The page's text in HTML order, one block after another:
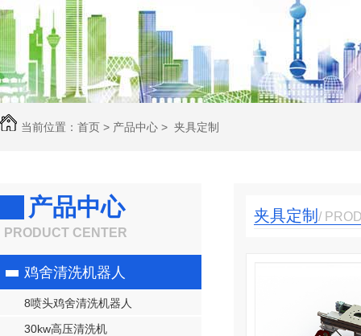
当前位置： 首页 > 产品中心 > 夹具定制
产品中心
PRODUCT CENTER
鸡舍清洗机器人
8喷头鸡舍清洗机器人
30kw高压清洗机
夹具定制 /